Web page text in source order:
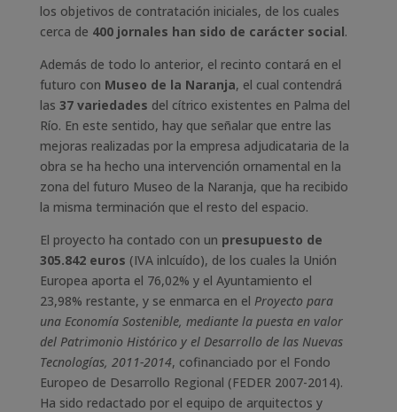
los objetivos de contratación iniciales, de los cuales
cerca de 400 jornales han sido de carácter social.
Además de todo lo anterior, el recinto contará en el
futuro con Museo de la Naranja, el cual contendrá
las 37 variedades del cítrico existentes en Palma del
Río. En este sentido, hay que señalar que entre las
mejoras realizadas por la empresa adjudicataria de la
obra se ha hecho una intervención ornamental en la
zona del futuro Museo de la Naranja, que ha recibido
la misma terminación que el resto del espacio.
El proyecto ha contado con un presupuesto de
305.842 euros (IVA inlcuído), de los cuales la Unión
Europea aporta el 76,02% y el Ayuntamiento el
23,98% restante, y se enmarca en el Proyecto para
una Economía Sostenible, mediante la puesta en valor
del Patrimonio Histórico y el Desarrollo de las Nuevas
Tecnologías, 2011-2014, cofinanciado por el Fondo
Europeo de Desarrollo Regional (FEDER 2007-2014).
Ha sido redactado por el equipo de arquitectos y